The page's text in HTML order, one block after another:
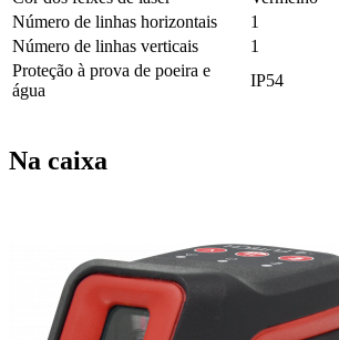
Número de linhas horizontais
1
Número de linhas verticais
1
Proteção à prova de poeira e
água
IP54
Na caixa